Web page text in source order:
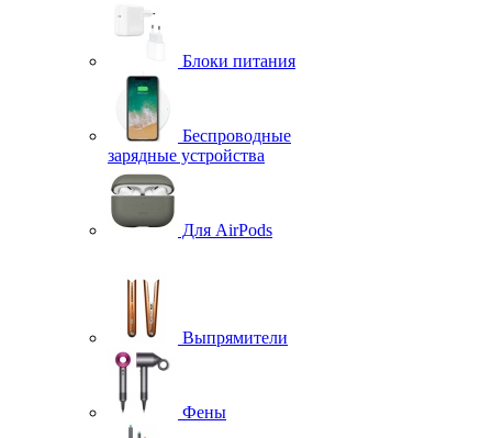
Блоки питания
Беспроводные
зарядные устройства
Для AirPods
Выпрямители
Фены